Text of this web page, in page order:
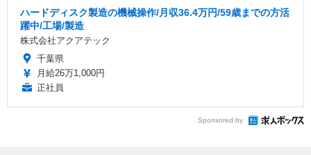
ハードディスク製造の機械操作/月収36.4万円/59歳までの方活
躍中/工場/製造
株式会社アクアテック
千葉県
月給26万1,000円
正社員
Sponsored by